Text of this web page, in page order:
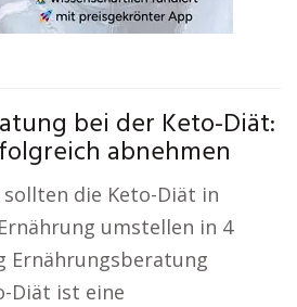
bei der Keto-Diät:
abnehmen
sollten die Keto-Diät in
umstellen in 4
Ernährungsberatung
Diät ist eine